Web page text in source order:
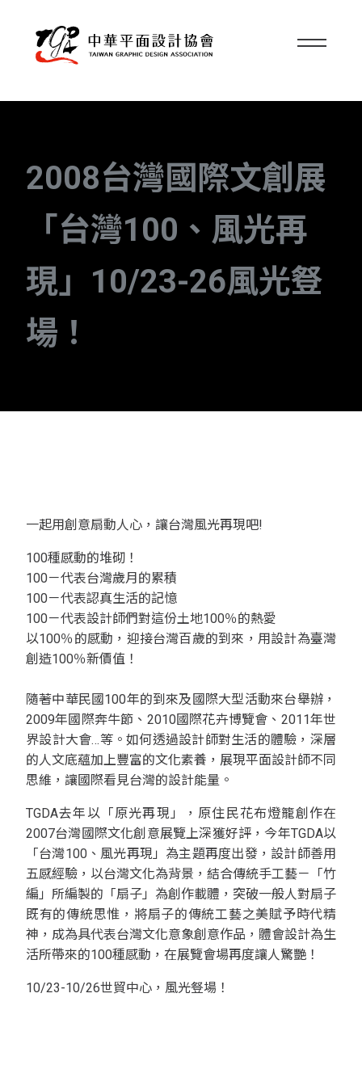
2008台灣國際文創展
「台灣100、風光再
現」10/23-26風光豋
場！
一起用創意扇動人心，讓台灣風光再現吧!
100種感動的堆砌！
100－代表台灣歲月的累積
100－代表認真生活的記憶
100－代表設計師們對這份土地100％的熱愛
以100％的感動，迎接台灣百歲的到來，用設計為臺灣
創造100％新價值！
隨著中華民國100年的到來及國際大型活動來台舉辦，
2009年國際奔牛節、2010國際花卉博覽會、2011年世
界設計大會…等。如何透過設計師對生活的體驗，深層
的人文底蘊加上豐富的文化素養，展現平面設計師不同
思維，讓國際看見台灣的設計能量。
TGDA去年以「原光再現」，原住民花布燈籠創作在
2007台灣國際文化創意展覽上深獲好評，今年TGDA以
「台灣100、風光再現」為主題再度出發，設計師善用
五感經驗，以台灣文化為背景，結合傳統手工藝－「竹
編」所編製的「扇子」為創作載體，突破一般人對扇子
既有的傳統思惟，將扇子的傳統工藝之美賦予時代精
神，成為具代表台灣文化意象創意作品，體會設計為生
活所帶來的100種感動，在展覽會場再度讓人驚艷！
10/23-10/26世貿中心，風光豋場！